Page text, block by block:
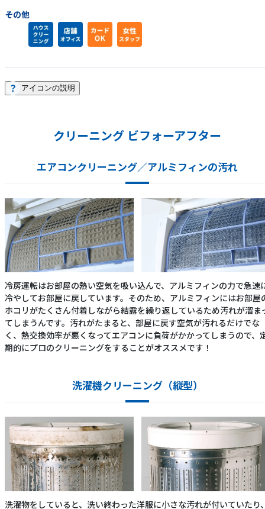
その他
アイコンの説明
クリーニング ビフォーアフター
エアコンクリーニング／アルミフィンの汚れ
冷房運転はお部屋の熱い空気を吸い込んで、アルミフィンの力で急速
冷やしてお部屋に戻しています。そのため、アルミフィンにはお部屋
ホコリがたくさん付着しながら結露を繰り返しているため汚れが溜ま
てしまうんです。汚れがたまると、部屋に戻す空気が汚れるだけでな
く、熱交換効率が悪くなってエアコンに負荷がかかってしまうので、
期的にプロのクリーニングをすることがオススメです！
洗濯機クリーニング（縦型）
洗濯物をしていると、洗い終わった洋服に小さな汚れが付いていたり